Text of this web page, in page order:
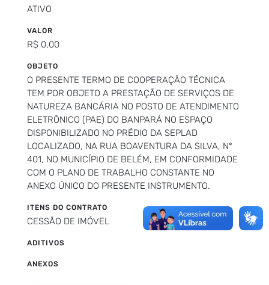
ATIVO
VALOR
R$ 0,00
OBJETO
O PRESENTE TERMO DE COOPERAÇÃO TÉCNICA
TEM POR OBJETO A PRESTAÇÃO DE SERVIÇOS DE
NATUREZA BANCÁRIA NO POSTO DE ATENDIMENTO
ELETRÔNICO (PAE) DO BANPARÁ NO ESPAÇO
DISPONIBILIZADO NO PRÉDIO DA SEPLAD
LOCALIZADO, NA RUA BOAVENTURA DA SILVA, N°
401, NO MUNICÍPIO DE BELÉM, EM CONFORMIDADE
COM O PLANO DE TRABALHO CONSTANTE NO
ANEXO ÚNICO DO PRESENTE INSTRUMENTO.
ITENS DO CONTRATO
CESSÃO DE IMÓVEL
ADITIVOS
ANEXOS